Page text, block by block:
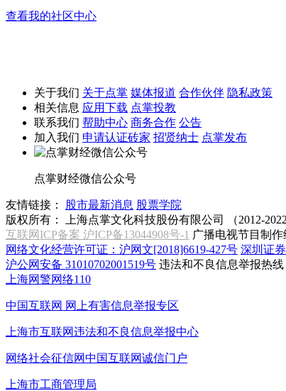
查看我的社区中心
关于我们 关于点掌 媒体报道 合作伙伴 隐私政策
相关信息 应用下载 点掌投教
联系我们 帮助中心 商务合作 公告
加入我们 申请认证砖家 招贤纳士 点掌发布
点掌财经微信公众号
友情链接： 股市最新消息 股票学院
版权所有：
上海点掌文化科技股份有限公司 （2012-2022
互联网ICP备案 沪ICP备13044908号-1 广播电视节目制
网络文化经营许可证：沪网文[2018]6619-427号 深圳证
沪公网安备 31010702001519号 违法和不良信息举报热线
上海网警网络110
中国互联网 网上有害信息举报专区
上海市互联网违法和不良信息举报中心
网络社会征信网中国互联网诚信门户
上海市工商管理局